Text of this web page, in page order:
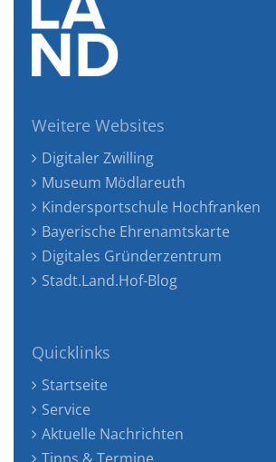
Weitere Websites
Digitaler Zwilling
Museum Mödlareuth
Kindersportschule Hochfranken
Bayerische Ehrenamtskarte
Digitales Gründerzentrum
Stadt.Land.Hof-Blog
Quicklinks
Startseite
Service
Aktuelle Nachrichten